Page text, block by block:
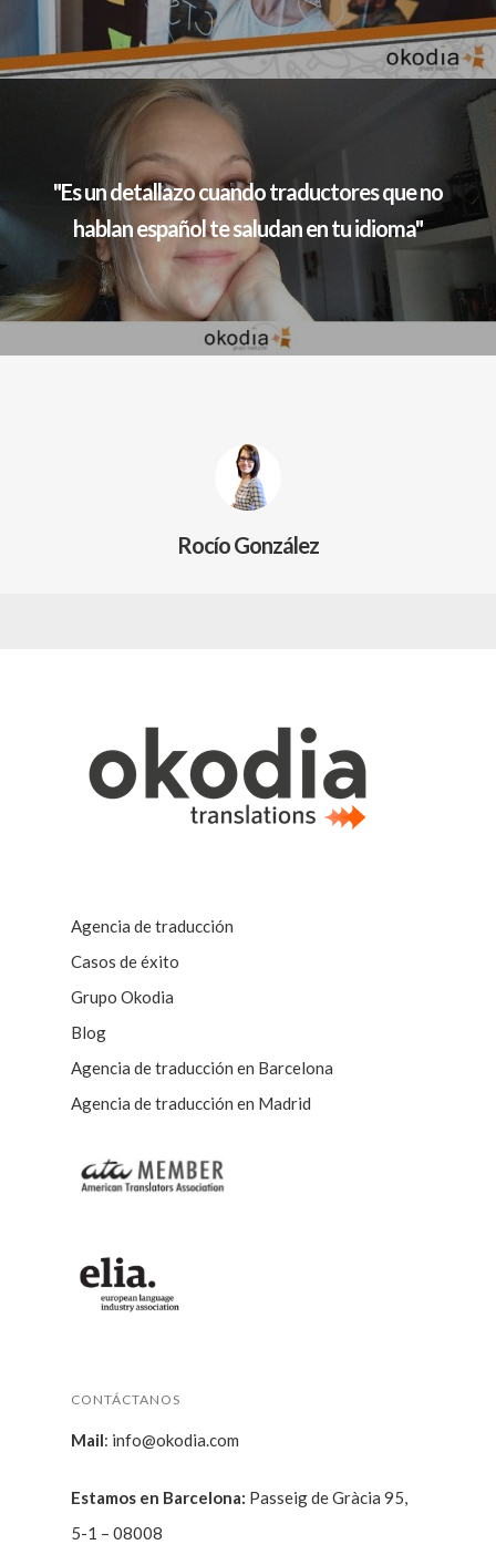
"Es un detallazo cuando traductores que no
hablan español te saludan en tu idioma"
Rocío González
Agencia de traducción
Casos de éxito
Grupo Okodia
Blog
Agencia de traducción en Barcelona
Agencia de traducción en Madrid
CONTÁCTANOS
Mail: info@okodia.com
Estamos en Barcelona: Passeig de Gràcia 95,
5-1 – 08008